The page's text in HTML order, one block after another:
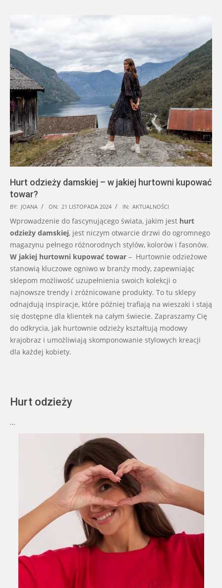
Hurt odzieży damskiej – w jakiej hurtowni kupować
towar?
2024-
11-
21
BY: JOANA ON: 21 LISTOPADA 2024 IN: AKTUALNOŚCI
Wprowadzenie do fascynującego świata, jakim jest hurt
odzieży damskiej, jest niczym otwarcie drzwi do ogromnego
magazynu pełnego różnorodnych stylów, kolorów i fasonów.
W jakiej hurtowni kupować towar – Hurtownie odzieżowe
stanowią kluczowe ogniwo w branży mody, zapewniając
sklepom możliwość uzupełnienia swoich kolekcji o
najnowsze trendy i zróżnicowane produkty. To tu sklepy
odnajdują inspiracje, które później trafiają na wieszaki i stają
się dostępne dla klientek na całym świecie. Zapraszamy Cię
do odkrycia, jak hurtownie odzieży kształtują modowy
krajobraz i umożliwiają skomponowanie stylowych kreacji
dla każdej kobiety.
Hurt odzieży
…